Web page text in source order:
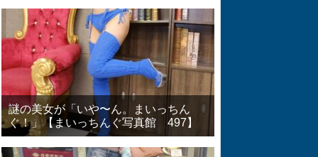
謎の美女が「いや〜ん。まいっちん
ぐ！」【まいっちんぐ写真館 497】